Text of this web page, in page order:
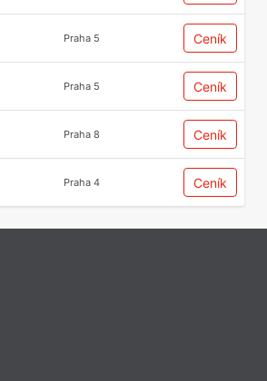
Praha 5 Ceník
Praha 5 Ceník
Praha 8 Ceník
Praha 4 Ceník